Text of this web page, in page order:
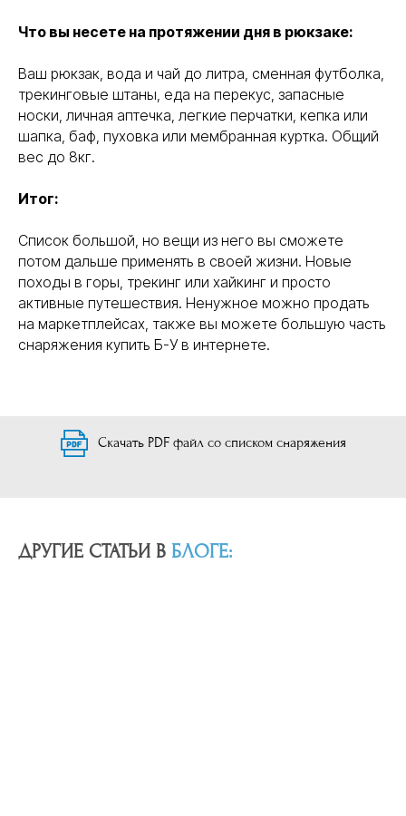
Что вы несете на протяжении дня в рюкзаке:
Ваш рюкзак, вода и чай до литра, сменная футболка,
трекинговые штаны, еда на перекус, запасные
носки, личная аптечка, легкие перчатки, кепка или
шапка, баф, пуховка или мембранная куртка. Общий
вес до 8кг.
Итог:
Список большой, но вещи из него вы сможете
потом дальше применять в своей жизни. Новые
походы в горы, трекинг или хайкинг и просто
активные путешествия. Ненужное можно продать
на маркетплейсах, также вы можете большую часть
снаряжения купить Б-У в интернете.
Скачать PDF файл со списком снаряжения
ДРУГИЕ СТАТЬИ В БЛОГЕ: